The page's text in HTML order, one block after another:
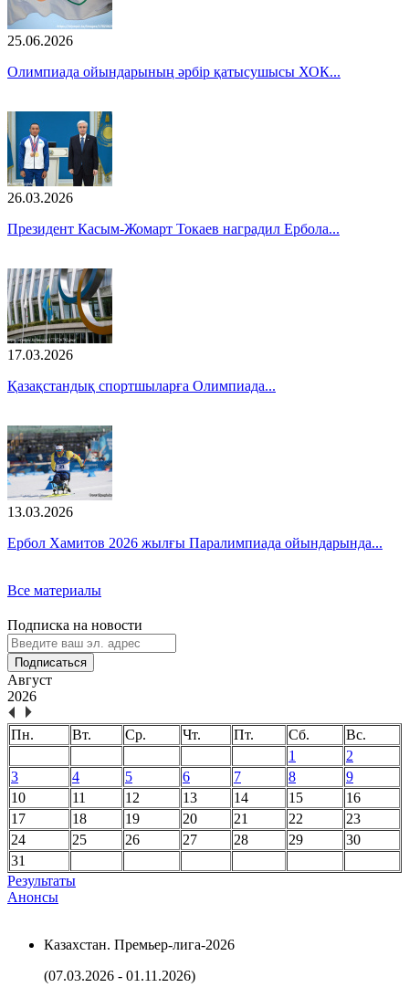
25.06.2026
Олимпиада ойындарының әрбір қатысушысы ХОК...
26.03.2026
Президент Касым-Жомарт Токаев наградил Ербола...
17.03.2026
Қазақстандық спортшыларға Олимпиада...
13.03.2026
Ербол Хамитов 2026 жылғы Паралимпиада ойындарында...
Все материалы
Подписка на новости
Подписаться
Август
2026
Пн. Вт. Ср. Чт. Пт. Сб.
Вс.
1
2
3
4 5 6 7 8
9
10
11 12 13 14 15
16
17
18 19 20 21 22
23
24
25 26 27 28 29
30
31
Результаты
Анонсы
Казахстан. Премьер-лига-2026
(07.03.2026 - 01.11.2026)